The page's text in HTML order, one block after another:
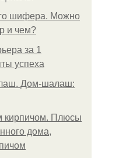
шифера. Можно
и чем?
за 1
успеха
Дом-шалаш:
кирпичом. Плюсы
дома,